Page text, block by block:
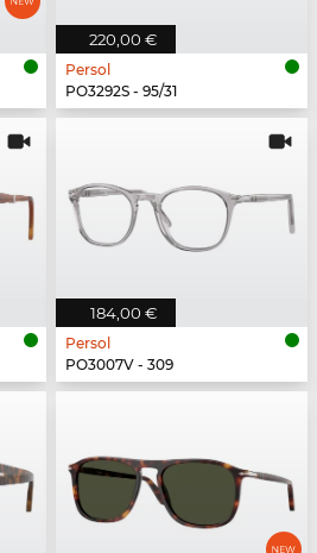
220,00 €
Persol
PO3292S - 95/31
184,00 €
Persol
PO3007V - 309